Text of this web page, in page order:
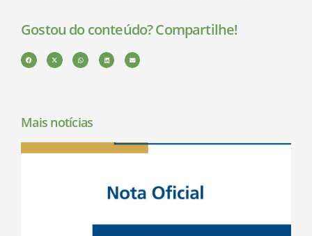
Gostou do conteúdo? Compartilhe!
Mais notícias